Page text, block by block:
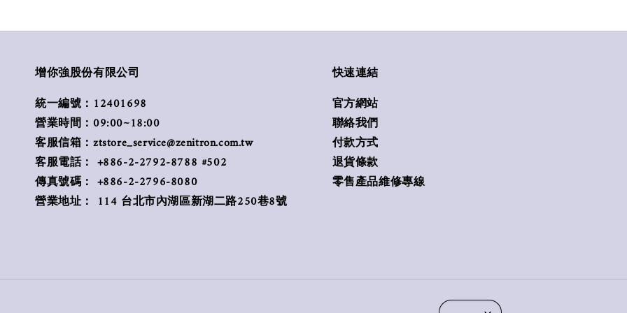
增你強股份有限公司
統一編號：12401698
營業時間：09:00~18:00
客服信箱：ztstore_service@zenitron.com.tw
客服電話： +886-2-2792-8788 #502
傳真號碼： +886-2-2796-8080
營業地址： 114 台北市內湖區新湖二路250巷8號
快速連結
官方網站
聯絡我們
付款方式
退貨條款
零售產品維修專線